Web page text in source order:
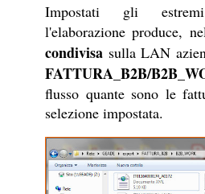
Impostati gli
l'elaborazione produce,
condivisa sulla LAN
FATTURA_B2B/
flusso quante sono le
selezione impostata.